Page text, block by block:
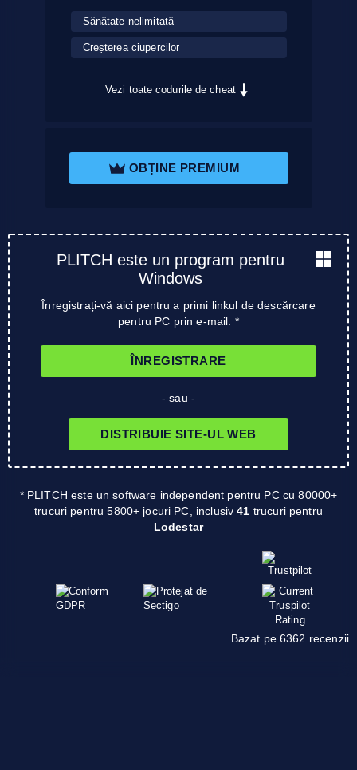
Sănătate nelimitată
Creșterea ciupercilor
Vezi toate codurile de cheat
OBȚINE PREMIUM
PLITCH este un program pentru
Windows
Înregistrați-vă aici pentru a primi linkul de descărcare
pentru PC prin e-mail. *
ÎNREGISTRARE
- sau -
DISTRIBUIE SITE-UL WEB
* PLITCH este un software independent pentru PC cu 80000+
trucuri pentru 5800+ jocuri PC, inclusiv41 trucuri pentru
Lodestar
Bazat pe 6362 recenzii